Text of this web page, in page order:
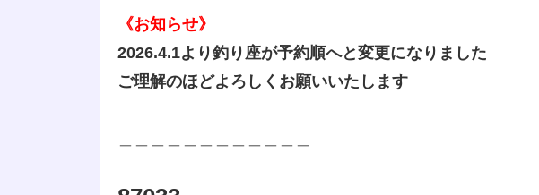
《お知らせ》
2026.4.1より釣り座が予約順へと変更になりました
ご理解のほどよろしくお願いいたします